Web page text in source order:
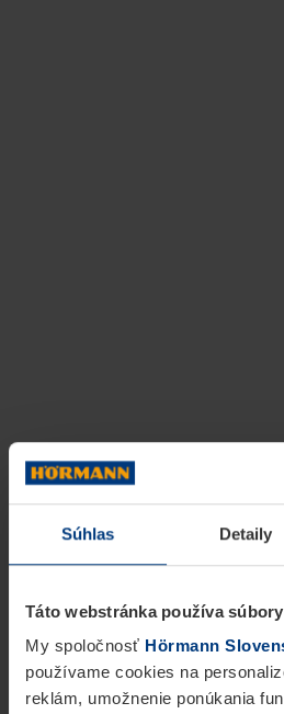
Súhlas Detaily
Táto webstránka používa
My spoločnosť Hörmann
používame cookies na
reklám, umožnenie ponúkania